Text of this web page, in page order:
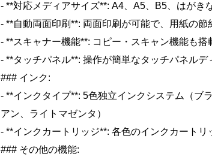
- **対応メディアサイズ**: A4、A5、B5、はがき
- **自動両面印刷**: 両面印刷が可能で、用紙の節
- **スキャナー機能**: コピー・スキャン機能も
- **タッチパネル**: 操作が簡単なタッチパネルデ
### インク:
- **インクタイプ**: 5色独立インクシステム（ブ
アン、ライトマゼンタ）
- **インクカートリッジ**: 各色のインクカート
### その他の機能: